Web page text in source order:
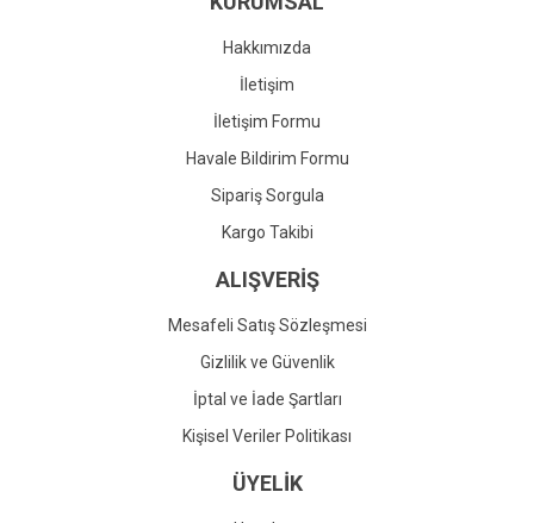
Gönder
Hakkımızda
İletişim
İletişim Formu
Havale Bildirim Formu
Sipariş Sorgula
Kargo Takibi
ALIŞVERİŞ
Mesafeli Satış Sözleşmesi
Gizlilik ve Güvenlik
İptal ve İade Şartları
Kişisel Veriler Politikası
ÜYELİK